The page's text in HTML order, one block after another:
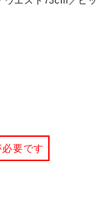
要です